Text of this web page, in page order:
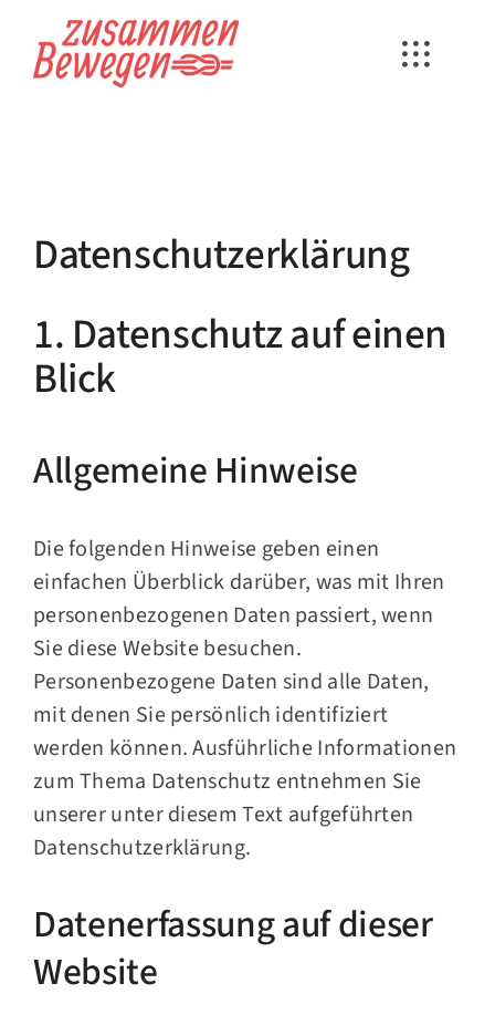
Inhalt
springen
Datenschutz­erklärung
1. Datenschutz auf einen
Blick
Allgemeine Hinweise
Die folgenden Hinweise geben einen
einfachen Überblick darüber, was mit Ihren
personenbezogenen Daten passiert, wenn
Sie diese Website besuchen.
Personenbezogene Daten sind alle Daten,
mit denen Sie persönlich identifiziert
werden können. Ausführliche Informationen
zum Thema Datenschutz entnehmen Sie
unserer unter diesem Text aufgeführten
Datenschutzerklärung.
Datenerfassung auf dieser
Website